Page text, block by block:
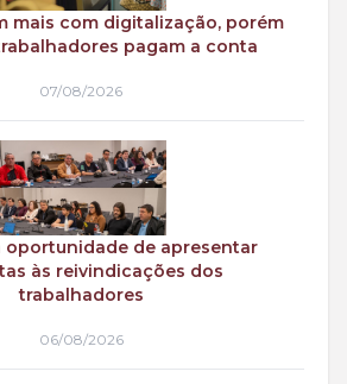
mais com digitalização, porém
pagam a conta
07/08/2026
oportunidade de apresentar
às reivindicações dos
trabalhadores
06/08/2026